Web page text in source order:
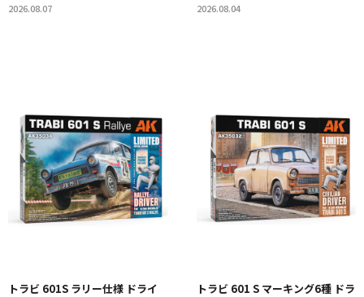
2026.08.07 2026.08.04
トラビ 601S ラリー仕様 ドライ
トラビ 601 S マーキング6種 ドラ